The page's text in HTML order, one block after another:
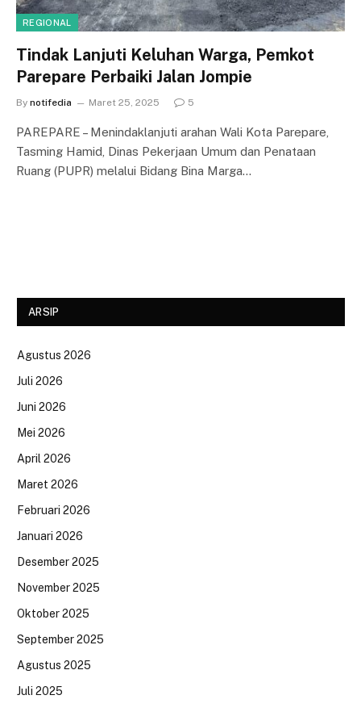
REGIONAL
Tindak Lanjuti Keluhan Warga, Pemkot
Parepare Perbaiki Jalan Jompie
By notifedia Maret 25, 2025 5
PAREPARE – Menindaklanjuti arahan Wali Kota Parepare,
Tasming Hamid, Dinas Pekerjaan Umum dan Penataan
Ruang (PUPR) melalui Bidang Bina Marga…
ARSIP
Agustus 2026
Juli 2026
Juni 2026
Mei 2026
April 2026
Maret 2026
Februari 2026
Januari 2026
Desember 2025
November 2025
Oktober 2025
September 2025
Agustus 2025
Juli 2025